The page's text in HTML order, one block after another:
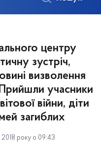
центру
зустріч,
визволення
учасники
війни, діти
загиблих
року о 09:43